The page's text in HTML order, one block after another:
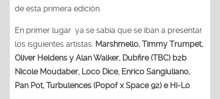
de esta primera edición.
En primer lugar ya se sabía que se iban a presentar
los isguientes artistas: Marshmello, Timmy Trumpet,
Oliver Heldens y Alan Walker, Dubfire (TBC) b2b
Nicole Moudaber, Loco Dice, Enrico Sangiuliano,
Pan Pot, Turbulences (Popof x Space 92) e Hi-Lo